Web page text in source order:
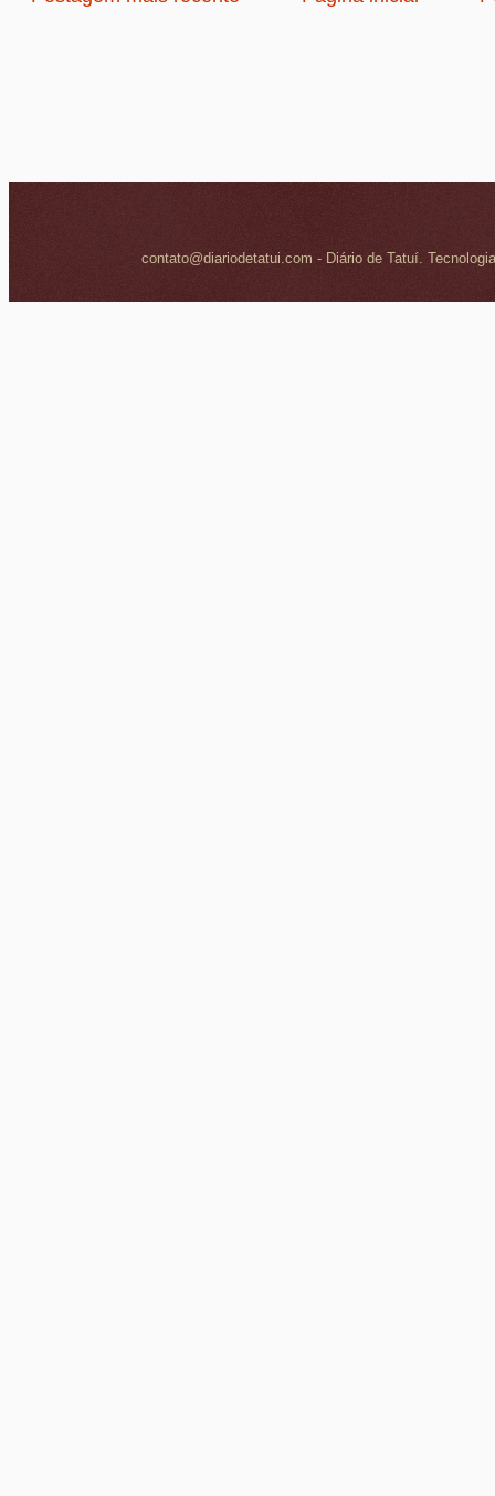
contato@diariodetatui.com - Diário de Tatuí.